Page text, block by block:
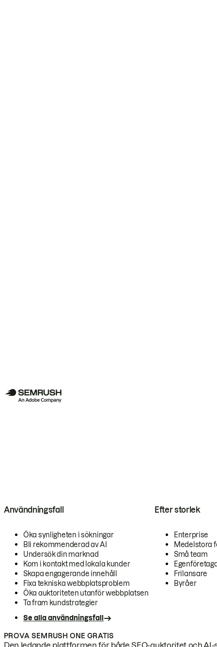
Användningsfall
Öka synligheten i sökningar
Bli rekommenderad av AI
Undersök din marknad
Kom i kontakt med lokala kunder
Skapa engagerande innehåll
Fixa tekniska webbplatsproblem
Öka auktoriteten utanför webbplatsen
Ta fram kundstrategier
Se alla användningsfall
Efter storlek
Enterprise
Medelstora
Små team
Frilansare
Byråer
PROVA SEMRUSH ONE GRATIS
Den ledande plattformen för både SEO-auktoritet och AI-